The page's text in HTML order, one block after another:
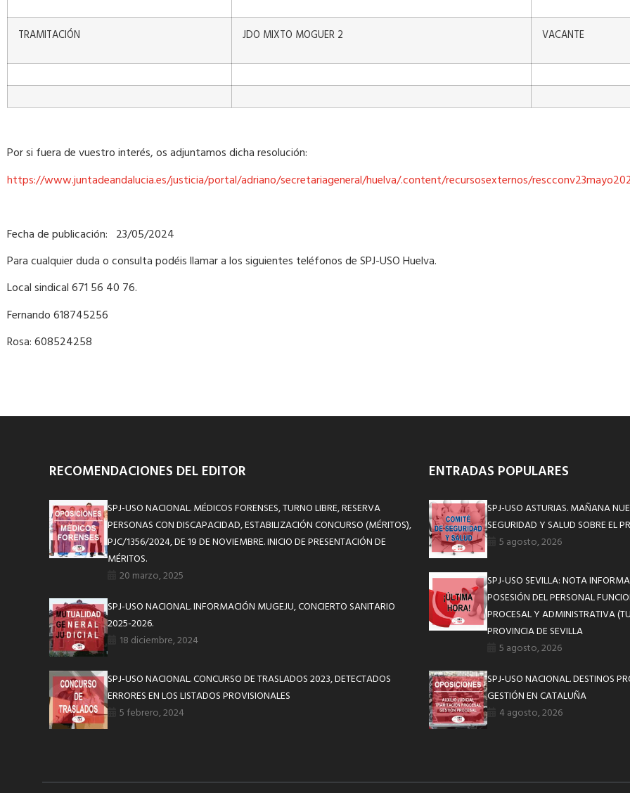
TRAMITACIÓN JDO MIXTO MOGUER 2 VACANTE
Por si fuera de vuestro interés, os adjuntamos dicha resolución:
https://www.juntadeandalucia.es/justicia/portal/adriano/secretariageneral/huelva/.content/recursosexternos/
Fecha de publicación: 23/05/2024
Para cualquier duda o consulta podéis llamar a los siguientes teléfonos de SPJ-USO Huelva.
Local sindical 671 56 40 76.
Fernando 618745256
Rosa: 608524258
RECOMENDACIONES DEL EDITOR
SPJ-USO NACIONAL. MÉDICOS FORENSES, TURNO LIBRE, RESERVA
PERSONAS CON DISCAPACIDAD, ESTABILIZACIÓN CONCURSO (MÉRITOS),
PJC/1356/2024, DE 19 DE NOVIEMBRE. INICIO DE PRESENTACIÓN DE
MÉRITOS.
20 marzo, 2025
SPJ-USO NACIONAL. INFORMACIÓN MUGEJU, CONCIERTO SANITARIO
2025-2026.
18 diciembre, 2024
SPJ-USO NACIONAL. CONCURSO DE TRASLADOS 2023, DETECTADOS
ERRORES EN LOS LISTADOS PROVISIONALES
5 febrero, 2024
ENTRADAS POPULARES
SPJ-USO ASTURIAS. MAÑANA
SEGURIDAD Y SALUD SOBRE EL
5 agosto, 2026
SPJ-USO SEVILLA: NOTA
POSESIÓN DEL PERSONAL
PROCESAL Y ADMINISTRATIVA
PROVINCIA DE SEVILLA
5 agosto, 2026
SPJ-USO NACIONAL. DESTINOS
GESTIÓN EN CATALUÑA
4 agosto, 2026